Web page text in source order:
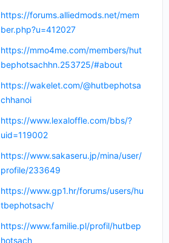
https://forums.alliedmods.net/mem
ber.php?u=412027
https://mmo4me.com/members/hut
bephotsachhn.253725/#about
https://wakelet.com/@hutbephotsa
chhanoi
https://www.lexaloffle.com/bbs/?
uid=119002
https://www.sakaseru.jp/mina/user/
profile/233649
https://www.gp1.hr/forums/users/hu
tbephotsach/
https://www.familie.pl/profil/hutbep
hotsach